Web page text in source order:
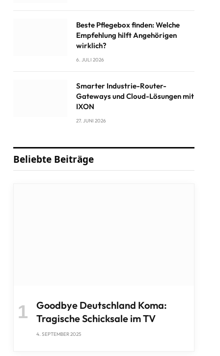
Beste Pflegebox finden: Welche
Empfehlung hilft Angehörigen
wirklich?
6. JULI 2026
Smarter Industrie-Router-
Gateways und Cloud-Lösungen mit
IXON
27. JUNI 2026
Beliebte Beiträge
Goodbye Deutschland Koma:
Tragische Schicksale im TV
4. SEPTEMBER 2025